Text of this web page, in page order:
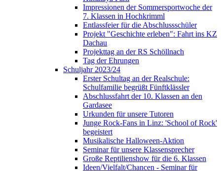
Impressionen der Sommersportwoche der
7. Klassen in Hochkrimml
Entlassfeier für die Abschlussschüler
Projekt "Geschichte erleben": Fahrt ins KZ
Dachau
Projekttag an der RS Schöllnach
Tag der Ehrungen
Schuljahr 2023/24
Erster Schultag an der Realschule:
Schulfamilie begrüßt Fünftklässler
Abschlussfahrt der 10. Klassen an den
Gardasee
Urkunden für unsere Tutoren
Junge Rock-Fans in Linz: 'School of Rock'
begeistert
Musikalische Halloween-Aktion
Seminar für unsere Klassensprecher
Große Reptilienshow für die 6. Klassen
Ideen/Vielfalt/Chancen - Seminar für